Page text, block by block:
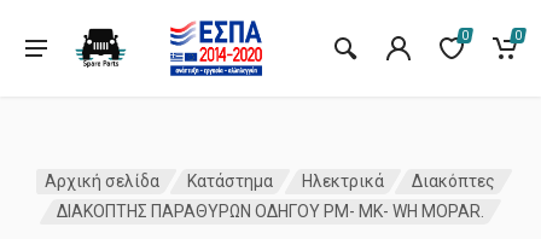
0 0
Αρχική σελίδα Κατάστημα Ηλεκτρικά
Διακόπτες
ΔΙΑΚΟΠΤΗΣ ΠΑΡΑΘΥΡΩΝ ΟΔΗΓΟΥ PM- MK- WH MOPAR.